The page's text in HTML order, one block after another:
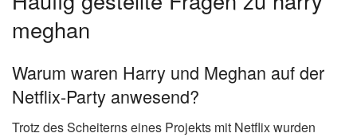
meghan
Warum waren Harry und Meghan auf der
Netflix-Party anwesend?
Trotz des Scheiterns eines Projekts mit Netflix wurden